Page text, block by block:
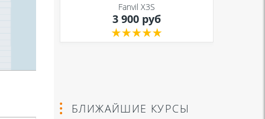
Fanvil X3S
3 900 руб
БЛИЖАЙШИЕ КУРСЫ